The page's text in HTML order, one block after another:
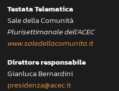
Testata Telematica
Sale della Comunità
Plurisettimanale dell’ACEC
www.saledellacomunita.it
Direttore responsabile
Gianluca Bernardini
presidenza@acec.it